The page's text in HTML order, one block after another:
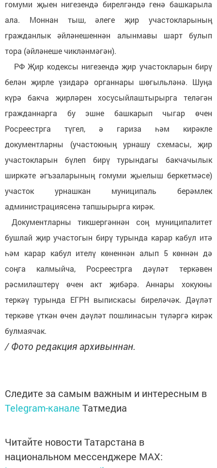
гомуми җыен нигезендә бирелгәндә генә башкарыла
ала. Моннан тыш, әлеге җир участокларының
гражданлык әйләнешеннән алынмавы шарт булып
тора (әйләнеше чикләнмәгән).
РФ Җир кодексы нигезендә җир участокларын бирү
белән җирле үзидарә органнары шөгыльләнә. Шуңа
күрә бакча җирләрен хосусыйлаштырырга теләгән
гражданнарга бу эшне башкарып чыгар өчен
Росреестрга түгел, ә гариза һәм кирәкле
документларны (участокның урнашу схемасы, җир
участокларын бүлеп бирү турындагы бакчачылык
ширкәте әгъзаларының гомуми җыелыш беркетмәсе)
участок урнашкан муниципаль берәмлек
администрациясенә тапшырырга кирәк.
Документларны тикшергәннән соң муниципалитет
бушлай җир участогын бирү турында карар кабул итә
һәм карар кабул ителү көненнән алып 5 көннән дә
соңга калмыйча, Росреестрга дәүләт теркәвен
рәсмиләштерү өчен акт җибәрә. Аннары хокукны
теркәү турында ЕГРН выпискасы биреләчәк. Дәүләт
теркәве үткән өчен дәүләт пошлинасын түләргә кирәк
булмаячак.
/ Фото редакция архивыннан.
Следите за самым важным и интересным в
Telegram-канале Татмедиа
Читайте новости Татарстана в
национальном мессенджере MАХ: